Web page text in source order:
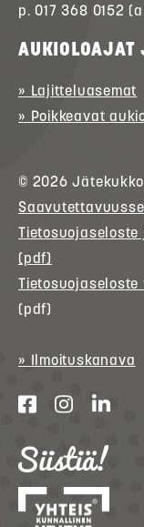
p. 017 368 0152
AUKIOLOAJAT
» Lajitteluasemat
» Poikkeavat
© 2026Jätekukko
(pdf)
(pdf)
» Ilmoituskanava